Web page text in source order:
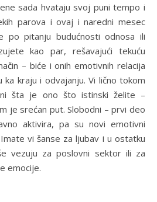
sada hvataju svoj puni tempo i
parova i ovaj i naredni mesec
po pitanju budućnosti odnosa ili
kao par, rešavajući tekuću
– biće i onih emotivnih relacija
kraju i odvajanju. Vi lično tokom
šta je ono što istinski želite –
je srećan put. Slobodni – prvi deo
aktivira, pa su novi emotivni
vi šanse za ljubav i u ostatku
vezuju za poslovni sektor ili za
emocije.